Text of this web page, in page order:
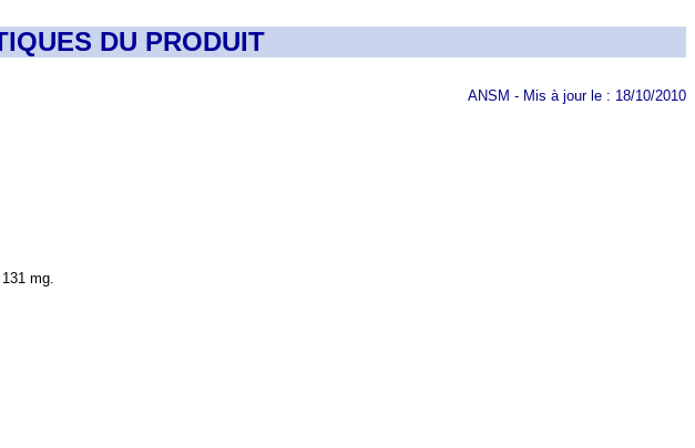
DU PRODUIT
ANSM - Mis à jour le : 18/10/2010
mg.